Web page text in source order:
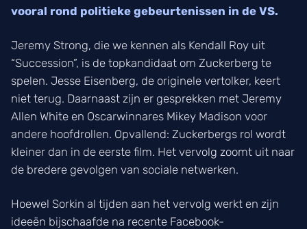
vooral rond politieke gebeurtenissen in de VS.
Jeremy Strong, die we kennen als Kendall Roy uit
“Succession”, is de topkandidaat om Zuckerberg te
spelen. Jesse Eisenberg, de originele vertolker, keert
niet terug. Daarnaast zijn er gesprekken met Jeremy
Allen White en Oscarwinnares Mikey Madison voor
andere hoofdrollen. Opvallend: Zuckerbergs rol wordt
kleiner dan in de eerste film. Het vervolg zoomt uit naar
de bredere gevolgen van sociale netwerken.
Hoewel Sorkin al tijden aan het vervolg werkt en zijn
ideeën bijschaafde na recente Facebook-